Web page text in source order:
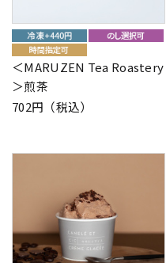
＜MARUZEN Tea Roastery
＞煎茶
702円（税込）